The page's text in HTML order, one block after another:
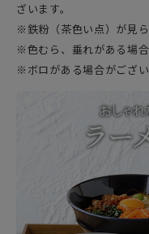
ざいます。
※鉄粉（茶色い点）が見ら
※色むら、垂れがある場合
※ボロがある場合がござい